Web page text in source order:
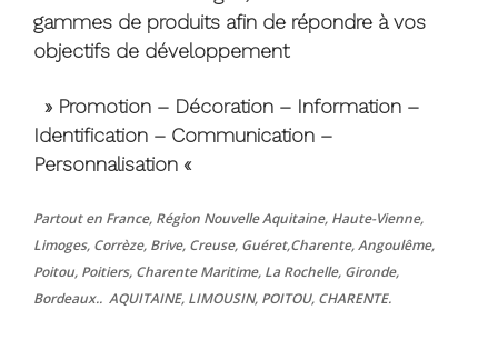
gammes de produits afin de répondre à vos
objectifs de développement
» Promotion – Décoration – Information –
Identification – Communication –
Personnalisation «
Partout en France, Région Nouvelle Aquitaine, Haute-Vienne,
Limoges, Corrèze, Brive, Creuse, Guéret,Charente, Angoulême,
Poitou, Poitiers, Charente Maritime, La Rochelle, Gironde,
Bordeaux.. AQUITAINE, LIMOUSIN, POITOU, CHARENTE.